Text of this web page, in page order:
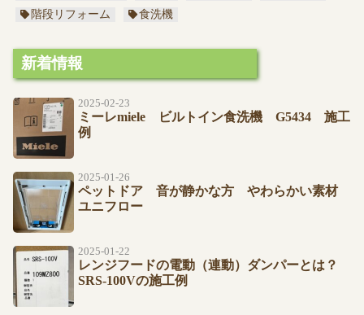
階段リフォーム
食洗機
新着情報
2025-02-23
ミーレmiele ビルトイン食洗機 G5434 施工
例
2025-01-26
ペットドア 音が静かな方 やわらかい素材
ユニフロー
2025-01-22
レンジフードの電動（連動）ダンパーとは？
SRS-100Vの施工例